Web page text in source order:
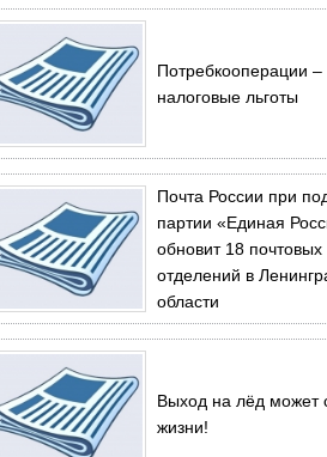
Потребкооперации –
налоговые льготы
Почта России при
партии «Единая
обновит 18 почтовых
отделений в
области
Выход на лёд может
жизни!